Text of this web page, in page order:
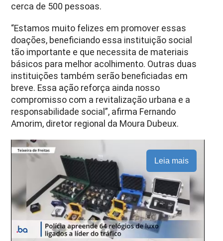
cerca de 500 pessoas.
“Estamos muito felizes em promover essas
doações, beneficiando essa instituição social
tão importante e que necessita de materiais
básicos para melhor acolhimento. Outras duas
instituições também serão beneficiadas em
breve. Essa ação reforça ainda nosso
compromisso com a revitalização urbana e a
responsabilidade social”, afirma Fernando
Amorim, diretor regional da Moura Dubeux.
Leia mais